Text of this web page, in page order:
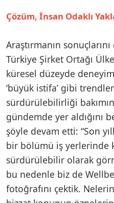
Çözüm, İnsan Odaklı
Araştırmanın
Türkiye Şirket Ortağı
küresel düzeyde
‘büyük istifa’ gibi
sürdürülebilirliği
gündemde yer aldığını
şöyle devam etti: “Son
bir bölümü iş yerlerinde
sürdürülebilir olarak
bu nedenle biz de
fotoğrafını çektik.